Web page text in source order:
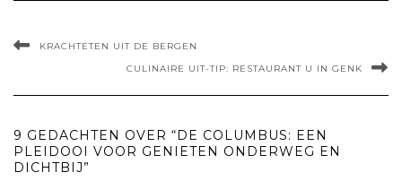
KRACHTETEN UIT DE BERGEN
CULINAIRE UIT-TIP: RESTAURANT U IN GENK
9 GEDACHTEN OVER “DE COLUMBUS: EEN
PLEIDOOI VOOR GENIETEN ONDERWEG EN
DICHTBIJ”